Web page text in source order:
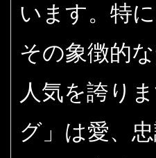
います。特
その象徴的
人気を誇り
グ」は愛、